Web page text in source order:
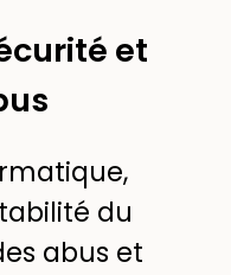
et
du
abus et